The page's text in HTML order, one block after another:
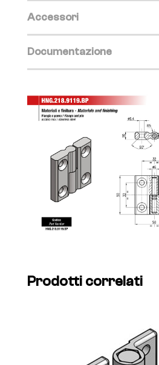
Accessori
Documentazione
Prodotti correlati